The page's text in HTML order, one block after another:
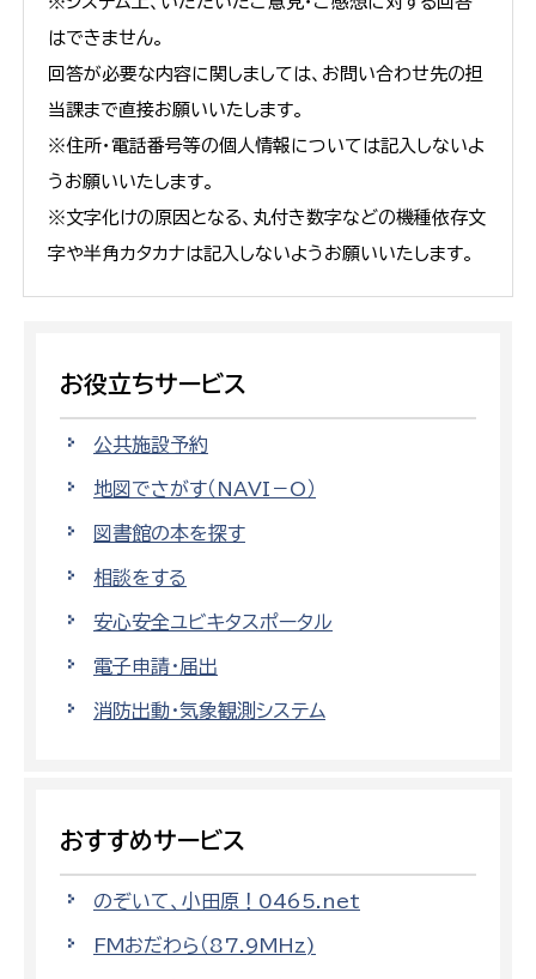
はできません。
回答が必要な内容に関しましては、お問い合わせ先の担
当課まで直接お願いいたします。
※住所・電話番号等の個人情報については記入しないよ
うお願いいたします。
※文字化けの原因となる、丸付き数字などの機種依存文
字や半角カタカナは記入しないようお願いいたします。
お役立ちサービス
公共施設予約
地図でさがす（NAVI－O）
図書館の本を探す
相談をする
安心安全ユビキタスポータル
電子申請・届出
消防出動・気象観測システム
おすすめサービス
のぞいて、小田原！0465.net
FMおだわら（87.9MHz)